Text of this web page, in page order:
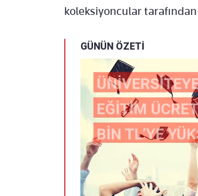
koleksiyoncular tarafından
GÜNÜN ÖZETİ